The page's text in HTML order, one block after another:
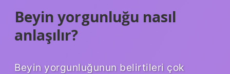
Beyin yorgunluğu nasıl
anlaşılır?
Beyin yorgunluğunun belirtileri çok